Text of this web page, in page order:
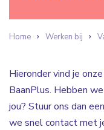
Home Werken bij
Hieronder vind je
BaanPlus. Hebben
jou? Stuur ons dan een
we snel contact met